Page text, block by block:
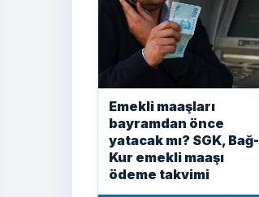
Emekli maaşları
bayramdan önce
yatacak mı? SGK, Bağ-
Kur emekli maaşı
ödeme takvimi